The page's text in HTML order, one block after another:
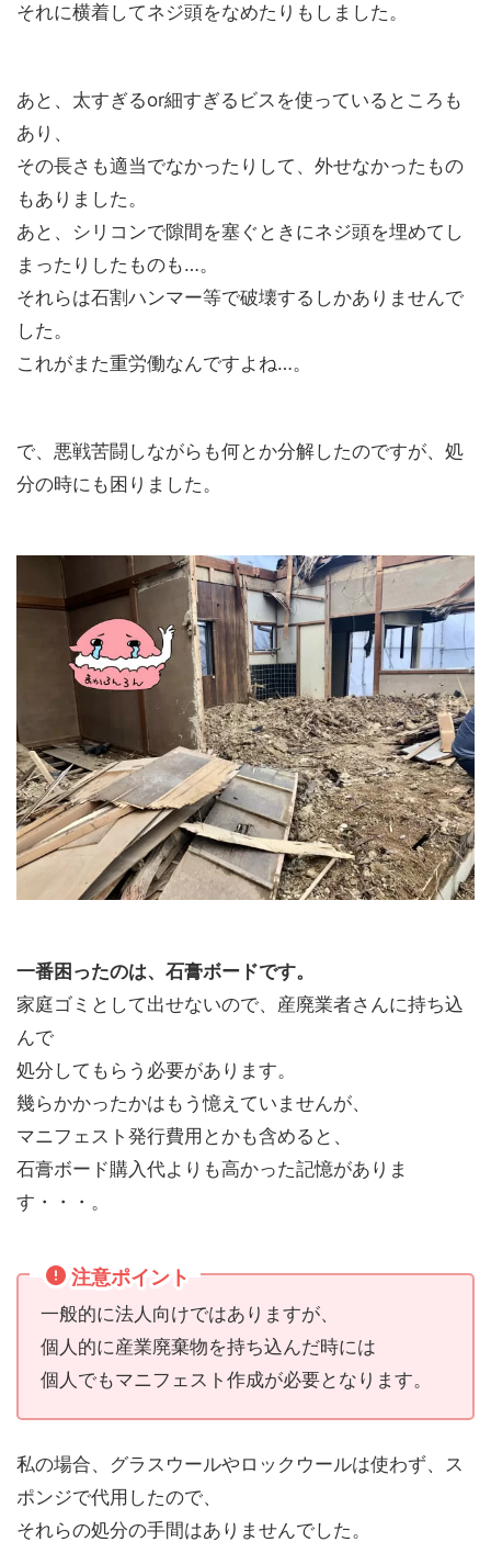
それに横着してネジ頭をなめたりもしました。
あと、太すぎるor細すぎるビスを使っているところも
あり、
その長さも適当でなかったりして、外せなかったもの
もありました。
あと、シリコンで隙間を塞ぐときにネジ頭を埋めてし
まったりしたものも…。
それらは石割ハンマー等で破壊するしかありませんで
した。
これがまた重労働なんですよね…。
で、悪戦苦闘しながらも何とか分解したのですが、処
分の時にも困りました。
一番困ったのは、石膏ボードです。
家庭ゴミとして出せないので、産廃業者さんに持ち込
んで
処分してもらう必要があります。
幾らかかったかはもう憶えていませんが、
マニフェスト発行費用とかも含めると、
石膏ボード購入代よりも高かった記憶がありま
す・・・。
注意ポイント
一般的に法人向けではありますが、
個人的に産業廃棄物を持ち込んだ時には
個人でもマニフェスト作成が必要となります。
私の場合、グラスウールやロックウールは使わず、ス
ポンジで代用したので、
それらの処分の手間はありませんでした。